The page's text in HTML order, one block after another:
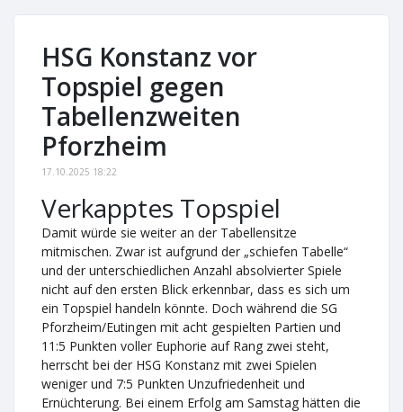
HSG Konstanz vor
Topspiel gegen
Tabellenzweiten
Pforzheim
17.10.2025 18:22
Verkapptes Topspiel
Damit würde sie weiter an der Tabellensitze
mitmischen. Zwar ist aufgrund der „schiefen Tabelle“
und der unterschiedlichen Anzahl absolvierter Spiele
nicht auf den ersten Blick erkennbar, dass es sich um
ein Topspiel handeln könnte. Doch während die SG
Pforzheim/Eutingen mit acht gespielten Partien und
11:5 Punkten voller Euphorie auf Rang zwei steht,
herrscht bei der HSG Konstanz mit zwei Spielen
weniger und 7:5 Punkten Unzufriedenheit und
Ernüchterung. Bei einem Erfolg am Samstag hätten die